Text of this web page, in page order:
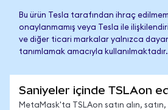
Bu ürün Tesla tarafından ihraç
onaylanmamış veya Tesla ile
ve diğer ticari markalar yalnızca
tanımlamak amacıyla kullanılmaktadır.
Saniyeler içinde TSLAon
MetaMask'ta TSLAon satın alın, satın,